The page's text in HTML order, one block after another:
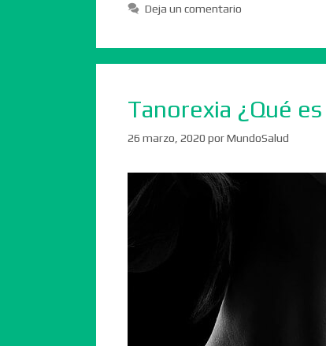
Deja un comentario
Tanorexia ¿Qué
26 marzo, 2020 porMundoSalud